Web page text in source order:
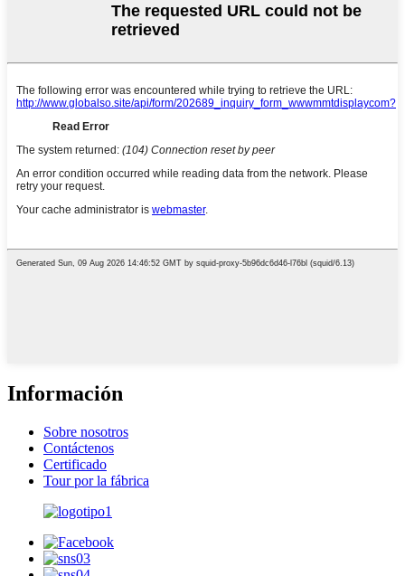
Información
Sobre nosotros
Contáctenos
Certificado
Tour por la fábrica